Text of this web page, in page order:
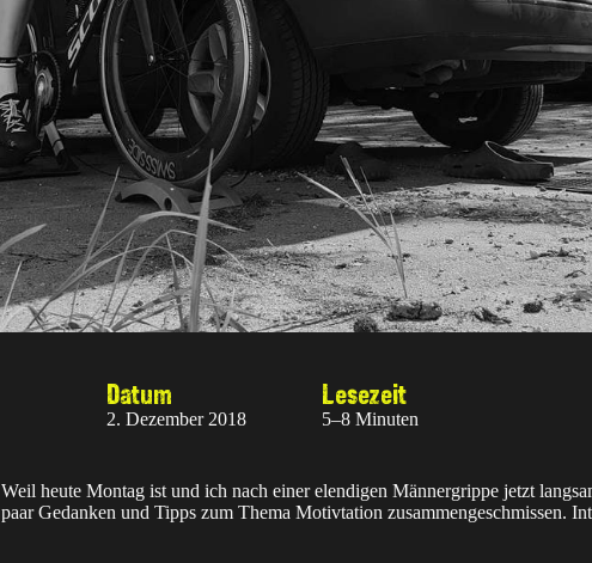
Datum
2. Dezember 2018
Lesezeit
5–8 Minuten
Weil heute Montag ist und ich nach einer elendigen Männergrippe jetzt
paar Gedanken und Tipps zum Thema Motivtation zusammengeschmissen.